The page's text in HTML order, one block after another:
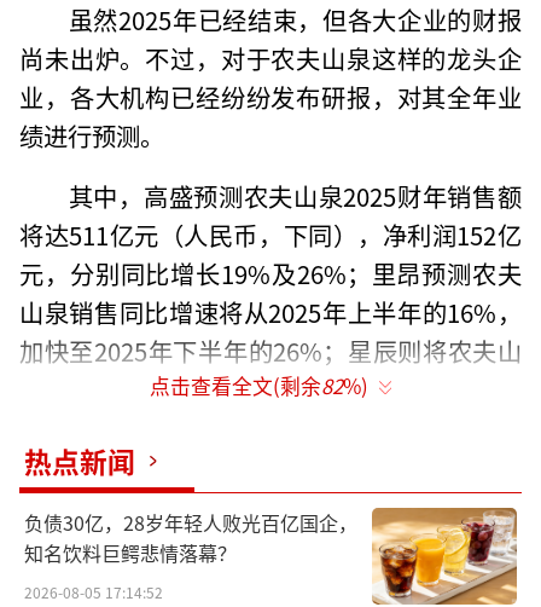
虽然2025年已经结束，但各大企业的财报
尚未出炉。不过，对于农夫山泉这样的龙头企
业，各大机构已经纷纷发布研报，对其全年业
绩进行预测。
其中，高盛预测农夫山泉2025财年销售额
将达511亿元（人民币，下同），净利润152亿
元，分别同比增长19%及26%；里昂预测农夫
山泉销售同比增速将从2025年上半年的16%，
加快至2025年下半年的26%；星辰则将农夫山
泉2025-2026年净利润预期上调了3%-5%……
不难看出，对于农夫山泉2025年的市场表
现，各大机构都预测其将重回高速增长增长态
势，如果不出意外的话，农夫山泉将在2025年
首次跨过年营收超500亿的新台阶。
点击查看全文(剩余82%)
热点新闻
负债30亿，28岁年轻人败光百亿国企，
知名饮料巨鳄悲情落幕？
2026-08-05 17:14:52